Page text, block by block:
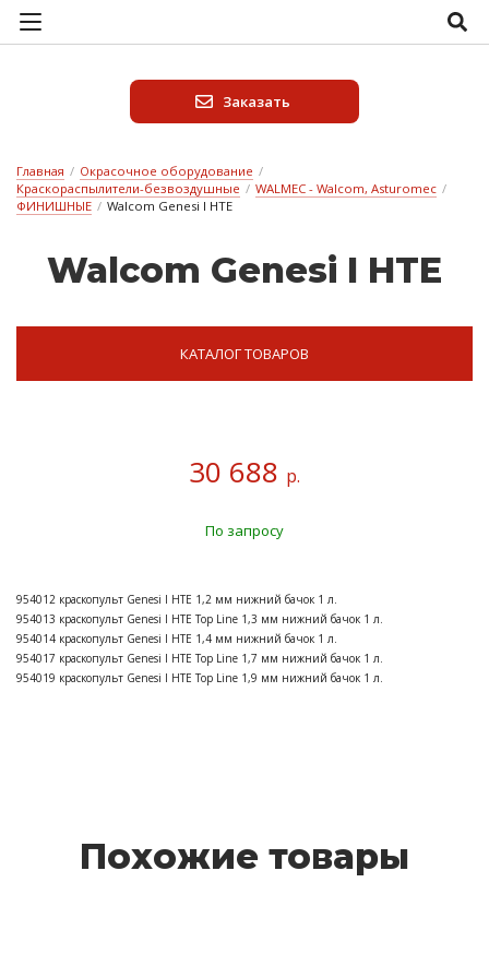
Заказать
Главная / Окрасочное оборудование /
Краскораспылители-безвоздушные / WALMEC - Walcom, Asturomec /
ФИНИШНЫЕ / Walcom Genesi I HTE
Walcom Genesi I HTE
КАТАЛОГ ТОВАРОВ
30 688 р.
По запросу
954012 краскопульт Genesi I HTE 1,2 мм нижний бачок 1 л.
954013 краскопульт Genesi I HTE Top Line 1,3 мм нижний бачок 1 л.
954014 краскопульт Genesi I HTE 1,4 мм нижний бачок 1 л.
954017 краскопульт Genesi I HTE Top Line 1,7 мм нижний бачок 1 л.
954019 краскопульт Genesi I HTE Top Line 1,9 мм нижний бачок 1 л.
Похожие товары